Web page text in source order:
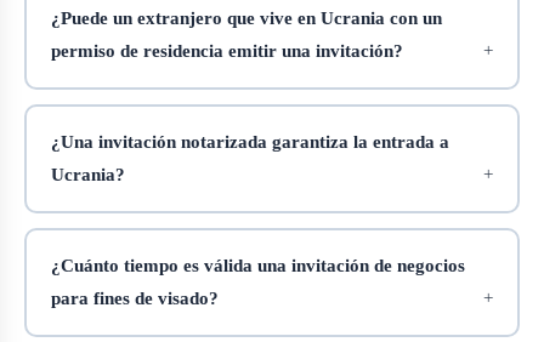
¿Puede un extranjero que vive en Ucrania con un
permiso de residencia emitir una invitación?
¿Una invitación notarizada garantiza la entrada a
Ucrania?
¿Cuánto tiempo es válida una invitación de negocios
para fines de visado?